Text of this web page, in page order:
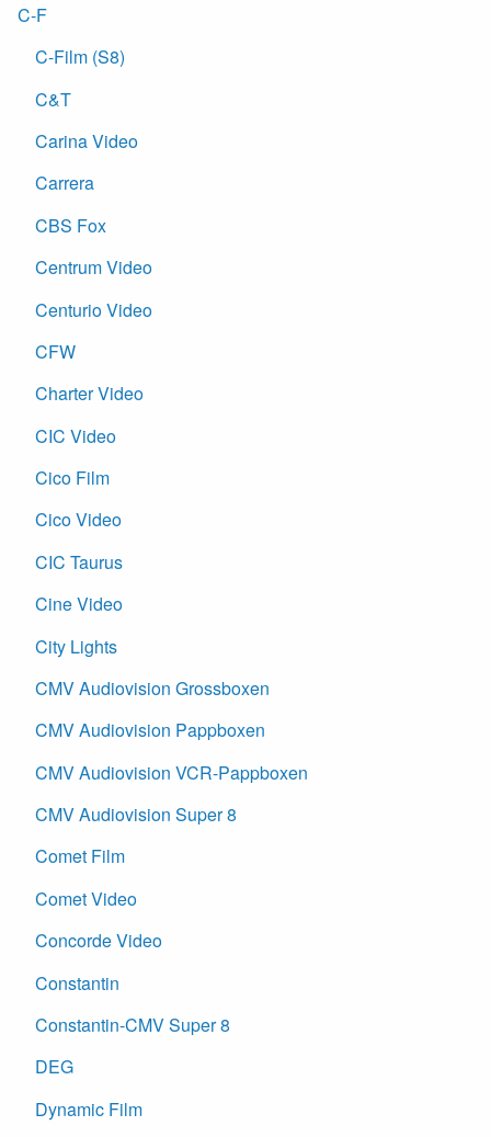
C-F
C-Film (S8)
C&T
Carina Video
Carrera
CBS Fox
Centrum Video
Centurio Video
CFW
Charter Video
CIC Video
Cico Film
Cico Video
CIC Taurus
Cine Video
City Lights
CMV Audiovision Grossboxen
CMV Audiovision Pappboxen
CMV Audiovision VCR-Pappboxen
CMV Audiovision Super 8
Comet Film
Comet Video
Concorde Video
Constantin
Constantin-CMV Super 8
DEG
Dynamic Film